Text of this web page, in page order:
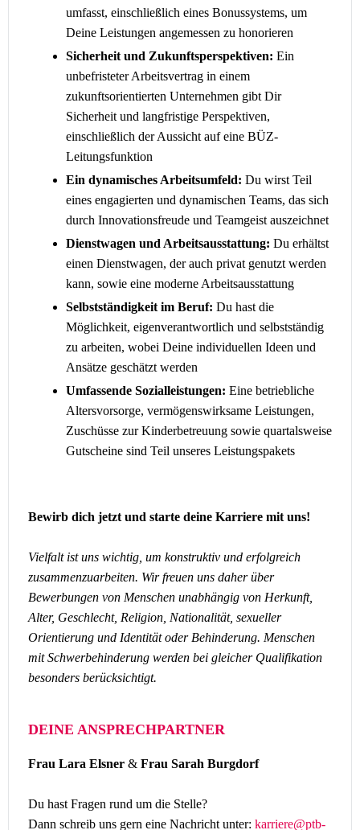
umfasst, einschließlich eines Bonussystems, um
Deine Leistungen angemessen zu honorieren
Sicherheit und Zukunftsperspektiven: Ein
unbefristeter Arbeitsvertrag in einem
zukunftsorientierten Unternehmen gibt Dir
Sicherheit und langfristige Perspektiven,
einschließlich der Aussicht auf eine BÜZ-
Leitungsfunktion
Ein dynamisches Arbeitsumfeld: Du wirst Teil
eines engagierten und dynamischen Teams, das sich
durch Innovationsfreude und Teamgeist auszeichnet
Dienstwagen und Arbeitsausstattung: Du erhältst
einen Dienstwagen, der auch privat genutzt werden
kann, sowie eine moderne Arbeitsausstattung
Selbstständigkeit im Beruf: Du hast die
Möglichkeit, eigenverantwortlich und selbstständig
zu arbeiten, wobei Deine individuellen Ideen und
Ansätze geschätzt werden
Umfassende Sozialleistungen: Eine betriebliche
Altersvorsorge, vermögenswirksame Leistungen,
Zuschüsse zur Kinderbetreuung sowie quartalsweise
Gutscheine sind Teil unseres Leistungspakets
Bewirb dich jetzt und starte deine Karriere mit uns!
Vielfalt ist uns wichtig, um konstruktiv und erfolgreich
zusammenzuarbeiten. Wir freuen uns daher über
Bewerbungen von Menschen unabhängig von Herkunft,
Alter, Geschlecht, Religion, Nationalität, sexueller
Orientierung und Identität oder Behinderung. Menschen
mit Schwerbehinderung werden bei gleicher Qualifikation
besonders berücksichtigt.
DEINE ANSPRECHPARTNER
Frau Lara Elsner & Frau Sarah Burgdorf
Du hast Fragen rund um die Stelle?
Dann schreib uns gern eine Nachricht unter: karriere@ptb-